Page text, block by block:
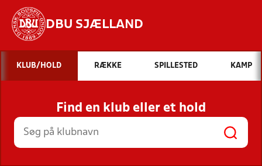
DBU SJÆLLAND
Hvad vil du søge efter?
INDHOLD OG NYHEDER
STILLINGER, RESULTATER, KLUBBER OG
HOLD
KLUB/HOLD RÆKKE SPILLESTED KAMP
Find en klub eller et hold